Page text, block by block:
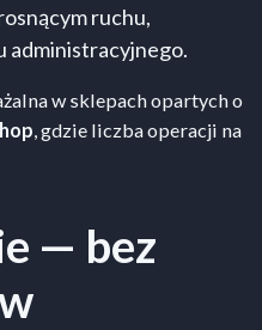
ruchu,
administracyjnego.
w sklepach opartych o
, gdzie liczba operacji na
— bez